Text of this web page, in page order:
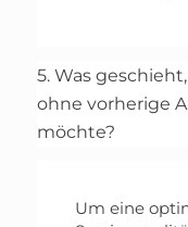
5. Was
ohne vorherige
möchte?
Um eine